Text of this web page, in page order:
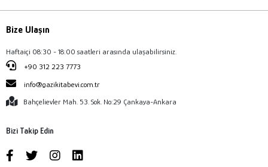
Bize Ulaşın
Haftaiçi 08:30 - 18:00 saatleri arasında ulaşabilirsiniz.
+90 312 223 7773
info@gazikitabevi.com.tr
Bahçelievler Mah. 53. Sok. No:29 Çankaya-Ankara
Bizi Takip Edin